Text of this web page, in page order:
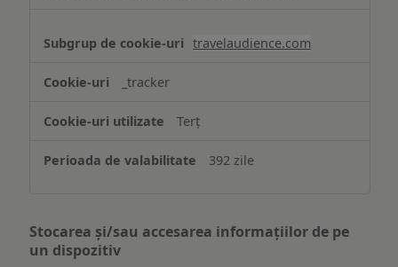
travelaudience.com
_tracker
Terț
392 zile
Stocarea și/sau accesarea informațiilor de pe
un dispozitiv